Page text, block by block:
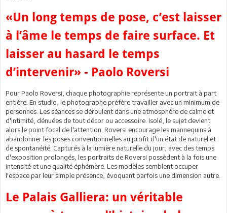
«Un long temps de pose, c’est laisser
à l’âme le temps de faire surface. Et
laisser au hasard le temps
d’intervenir» - Paolo Roversi
Pour Paolo Roversi, chaque photographie représente un portrait à part
entière. En studio, le photographe préfère travailler avec un minimum de
personnes. Les séances se déroulent dans une atmosphère de calme et
d'intimité, dénuées de tout décor ou accessoire. Isolé, le sujet devient
alors le point focal de l'attention. Roversi encourage les mannequins à
abandonner les poses conventionnelles au profit d'un état de naturel et
de spontanéité. Capturés à la lumière naturelle du jour, avec des temps
d'exposition prolongés, les portraits de Roversi possèdent à la fois une
intensité et une qualité éphémère. Les modèles semblent occuper
l'espace par leur simple présence, évoquant parfois une dimension autre.
Le Palais Galliera: un véritable